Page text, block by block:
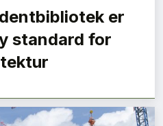
er
standard for